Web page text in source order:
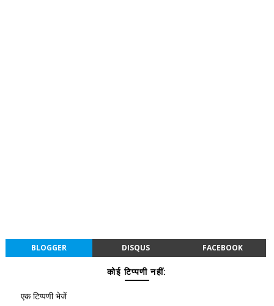
BLOGGER DISQUS FACEBOOK
कोई टिप्पणी नहीं:
एक टिप्पणी भेजें